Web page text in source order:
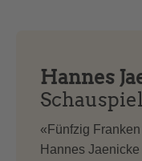
Hannes
«Fünfzig
Hannes